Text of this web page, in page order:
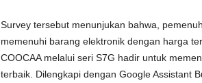
Survey tersebut menunjukan bahwa,
memenuhi barang elektronik dengan harga
COOCAA melalui seri S7G hadir untuk
terbaik. Dilengkapi dengan Google Assistant